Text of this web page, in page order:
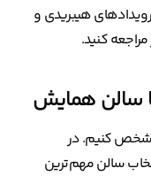
هیبریدی و
کنید.
سالن همایش
مشخص کنیم. در
سالن مهم‌ترین